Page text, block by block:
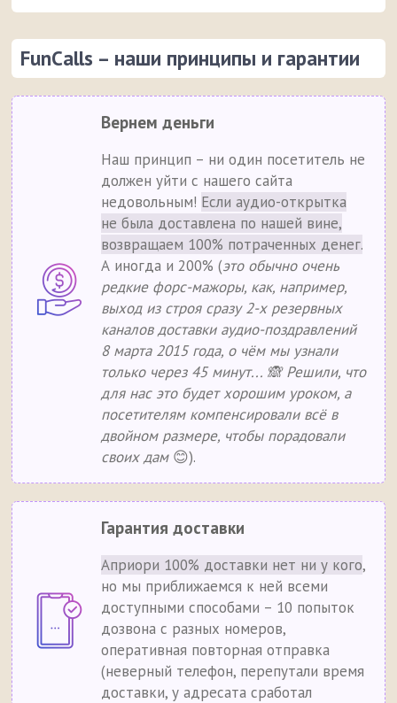
FunCalls – наши принципы и гарантии
Вернем деньги
Наш принцип – ни один посетитель не
должен уйти с нашего сайта
недовольным! Если аудио-открытка
не была доставлена по нашей вине,
возвращаем 100% потраченных денег.
А иногда и 200% (это обычно очень
редкие форс-мажоры, как, например,
выход из строя сразу 2-х резервных
каналов доставки аудио-поздравлений
8 марта 2015 года, о чём мы узнали
только через 45 минут... 🙈 Решили, что
для нас это будет хорошим уроком, а
посетителям компенсировали всё в
двойном размере, чтобы порадовали
своих дам😊).
Гарантия доставки
Априори 100% доставки нет ни у кого,
но мы приближаемся к ней всеми
доступными способами – 10 попыток
дозвона с разных номеров,
оперативная повторная отправка
(неверный телефон, перепутали время
доставки, у адресата сработал